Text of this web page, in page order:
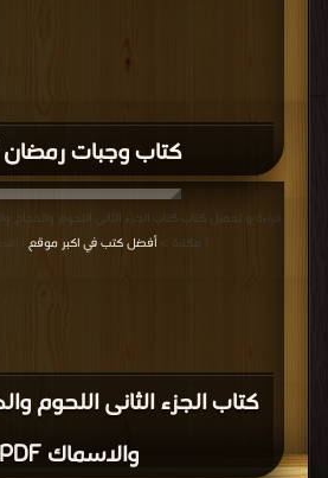
كتاب وجبات رمضان PDF
كتاب الجزء الثانى اللحوم
والاسماك PDF
| مكتبة >أفضل كتب في اكبر موقع |